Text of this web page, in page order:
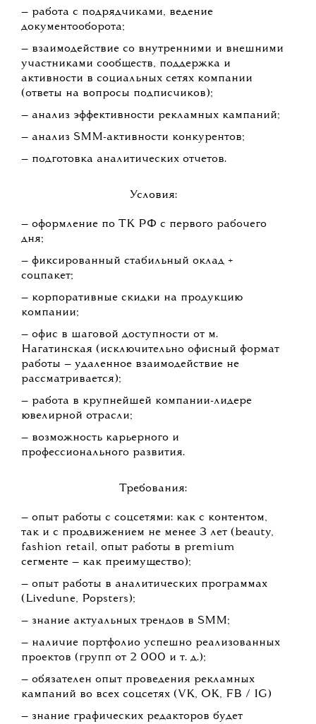
— работа с подрядчиками, ведение
документооборота;
— взаимодействие со внутренними и внешними
участниками сообществ, поддержка и
активности в социальных сетях компании
(ответы на вопросы подписчиков);
— анализ эффективности рекламных кампаний;
— анализ SMM-активности конкурентов;
— подготовка аналитических отчетов.
Условия:
— оформление по ТК РФ с первого рабочего
дня;
— фиксированный стабильный оклад +
соцпакет;
— корпоративные скидки на продукцию
компании;
— офис в шаговой доступности от м.
Нагатинская (исключительно офисный формат
работы — удаленное взаимодействие не
рассматривается);
— работа в крупнейшей компании-лидере
ювелирной отрасли;
— возможность карьерного и
профессионального развития.
Требования:
— опыт работы с соцсетями: как с контентом,
так и с продвижением не менее 3 лет (beauty,
fashion retail, опыт работы в premium
сегменте — как преимущество);
— опыт работы в аналитических программах
(Livedune, Popsters);
— знание актуальных трендов в SMM;
— наличие портфолио успешно реализованных
проектов (групп от 2 000 и т. д.);
— обязателен опыт проведения рекламных
кампаний во всех соцсетях (VK, OK, FB / IG)
— знание графических редакторов будет